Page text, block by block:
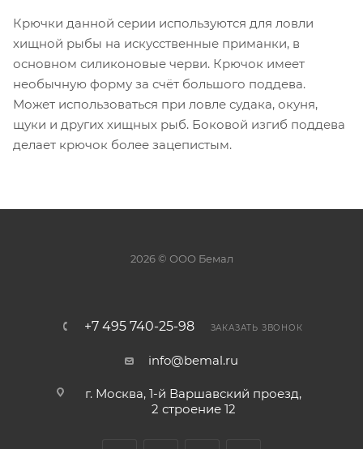
Крючки данной серии используются для ловли
хищной рыбы на искусственные приманки, в
основном силиконовые черви. Крючок имеет
необычную форму за счёт большого поддева.
Может использоваться при ловле судака, окуня,
щуки и других хищных рыб. Боковой изгиб поддева
делает крючок более зацепистым.
2026 © ООО Бемал
+7 495 740-25-98 ЗАКАЗАТЬ ЗВОНОК
info@bemal.ru
г. Москва, 1-й Варшавский проезд,
2 строение 12